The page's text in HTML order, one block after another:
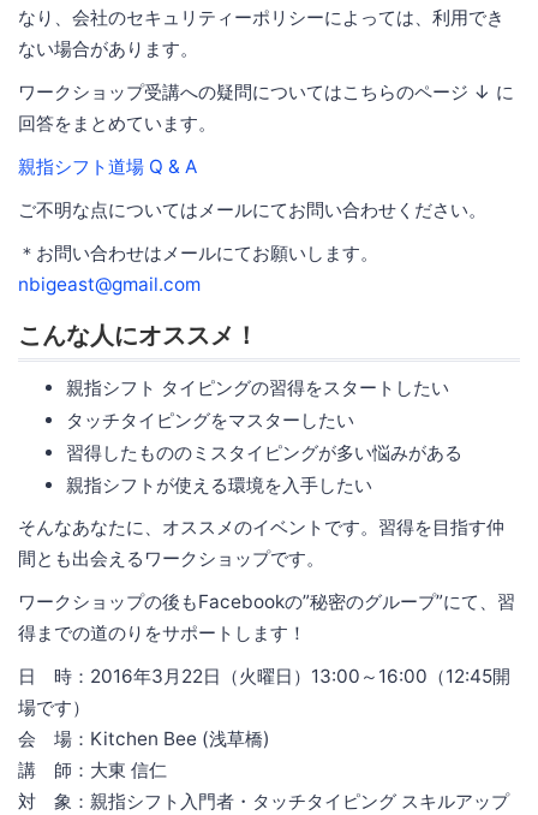
なり、会社のセキュリティーポリシーによっては、利用でき
ない場合があります。
ワークショップ受講への疑問についてはこちらのページ ↓ に
回答をまとめています。
親指シフト道場 Q & A
ご不明な点についてはメールにてお問い合わせください。
＊お問い合わせはメールにてお願いします。
nbigeast@gmail.com
こんな人にオススメ！
親指シフト タイピングの習得をスタートしたい
タッチタイピングをマスターしたい
習得したもののミスタイピングが多い悩みがある
親指シフトが使える環境を入手したい
そんなあなたに、オススメのイベントです。習得を目指す仲
間とも出会えるワークショップです。
ワークショップの後もFacebookの”秘密のグループ”にて、習
得までの道のりをサポートします！
日 時：2016年3月22日（火曜日）13:00～16:00（12:45開
場です）
会 場：Kitchen Bee (浅草橋)
講 師：大東 信仁
対 象：親指シフト入門者・タッチタイピング スキルアップ